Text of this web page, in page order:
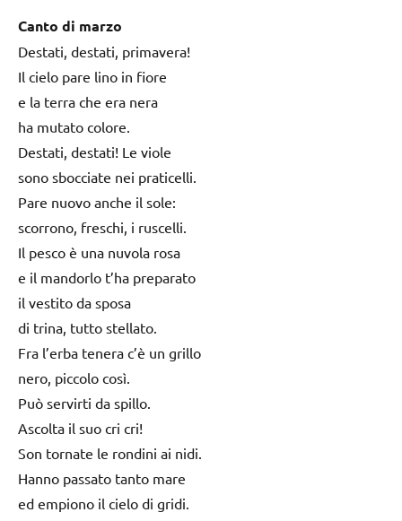
Canto di marzo
Destati, destati, primavera!
Il cielo pare lino in fiore
e la terra che era nera
ha mutato colore.
Destati, destati! Le viole
sono sbocciate nei praticelli.
Pare nuovo anche il sole:
scorrono, freschi, i ruscelli.
Il pesco è una nuvola rosa
e il mandorlo t’ha preparato
il vestito da sposa
di trina, tutto stellato.
Fra l’erba tenera c’è un grillo
nero, piccolo così.
Può servirti da spillo.
Ascolta il suo cri cri!
Son tornate le rondini ai nidi.
Hanno passato tanto mare
ed empiono il cielo di gridi.